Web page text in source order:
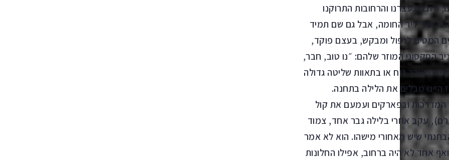
ורובנו נעצרנו והרחובות התרוקנו
אולי ליד החומה, אבל גם שם תמיד
המטים לנפול ומבקש, בעצם פוקד,
הסקסוני המוזר שלהם: ״נו טוב, חבר,
באורך רוח או בתאוות שליטה גדולה
היינו מבלים את הלילה בתחנה.
ובפארקים ועמעם את קול
עקב אחרי בלילה גבר אחד, צמוד
שיש מאחורי מישהו. הוא לא אמר
אחד לא היה ברחוב, אפילו החלונות